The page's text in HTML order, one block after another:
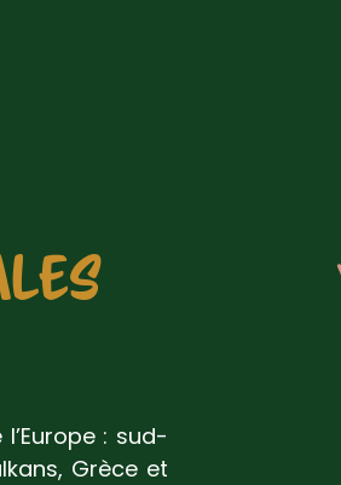
: sud-
Grèce et